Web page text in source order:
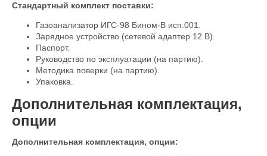
Стандартный комплект поставки:
Газоанализатор ИГС-98 Бином-В исп.001.
Зарядное устройство (сетевой адаптер 12 В).
Паспорт.
Руководство по эксплуатации (на партию).
Методика поверки (на партию).
Упаковка.
Дополнительная комплектация,
опции
Дополнительная комплектация, опции: